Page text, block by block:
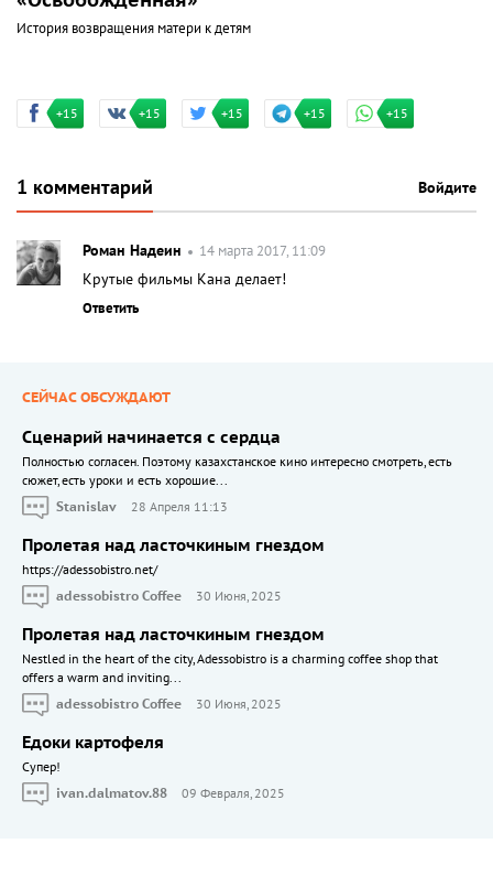
История возвращения матери к детям
+15 +15 +15 +15 +15
1 комментарий Войдите
Роман Надеин 14 марта 2017, 11:09
Крутые фильмы Кана делает!
Ответить
СЕЙЧАС ОБСУЖДАЮТ
Сценарий начинается с сердца
Полностью согласен. Поэтому казахстанское кино интересно смотреть, есть
сюжет, есть уроки и есть хорошие...
Stanislav
28 Апреля 11:13
Пролетая над ласточкиным гнездом
https://adessobistro.net/
adessobistro Coffee
30 Июня, 2025
Пролетая над ласточкиным гнездом
Nestled in the heart of the city, Adessobistro is a charming coffee shop that
offers a warm and inviting...
adessobistro Coffee
30 Июня, 2025
Едоки картофеля
Cупер!
ivan.dalmatov.88
09 Февраля, 2025